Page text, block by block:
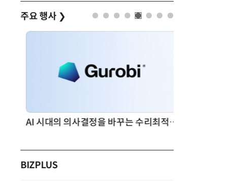
주요 행사 ❯
AI 시대의 의사결정을 바꾸는 수리최적화(Optimization): 실제 산업 적용 사례와 활용 전략
BIZPLUS